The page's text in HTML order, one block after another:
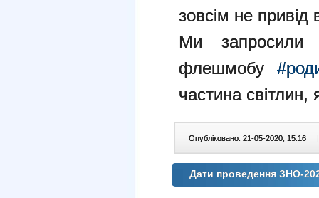
зовсім не привід
Ми запросили
флешмобу
частина світлин,
Опубліковано: 21-05-2020, 15:16 |
Дати проведення ЗНО-